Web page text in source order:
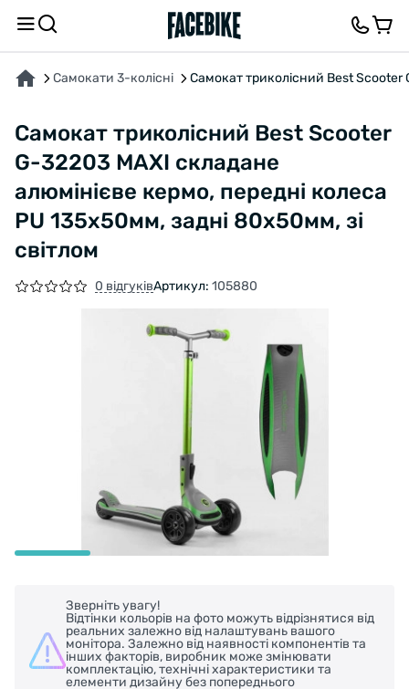
Самокати 3-колісні Самокат триколісний Best Scooter
Самокат триколісний Best Scooter
G-32203 MAXI складане
алюмінієве кермо, передні колеса
PU 135х50мм, задні 80х50мм, зі
світлом
0 відгуківАртикул: 105880
Зверніть увагу!
Відтінки кольорів на фото можуть відрізнятися від
реальних залежно від налаштувань вашого
монітора. Залежно від наявності компонентів та
інших факторів, виробник може змінювати
комплектацію, технічні характеристики та
елементи дизайну без попереднього
ПРО ТОВАР ХАРАКТЕРИСТИКИВІДГУКИ ТА ЗАПИТАННЯ